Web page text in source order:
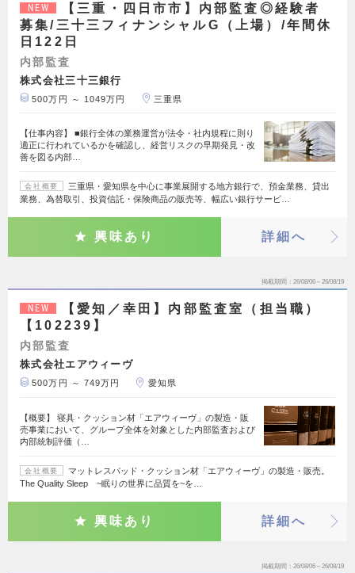
NEW
【三重・四日市市】内部監査◎経験者
募集/三十三フィナンシャルG（上場）/年間休
日122日
内部監査
株式会社三十三銀行
500万円 ～ 1049万円 三重県
【仕事内容】 ■銀行全体の業務運営が法令・社内規程に則り
適正に行われているかを確認し、経営リスクの早期発見・改
善を図る内部…
会社概要
三重県・愛知県を中心に事業展開する地方銀行で、預金業務、貸出
業務、為替取引、投資信託・保険商品の販売等、幅広い銀行サービ…
興味あり 詳細へ
掲載期間 26/08/06～26/08/19
NEW
【愛知／幸田】内部監査室（担当職）
【102239】
内部監査
株式会社エアウィーヴ
500万円 ～ 749万円 愛知県
【概要】 寝具・クッション材「エアウィーヴ」の製造・販
売事業において、グループ全体を対象とした内部監査および
内部統制評価（…
会社概要
マットレスパッド・クッション材「エアウィーヴ」の製造・販売。
The Quality Sleep ~眠りの世界に品質を~を…
興味あり 詳細へ
掲載期間 26/08/06～26/08/19